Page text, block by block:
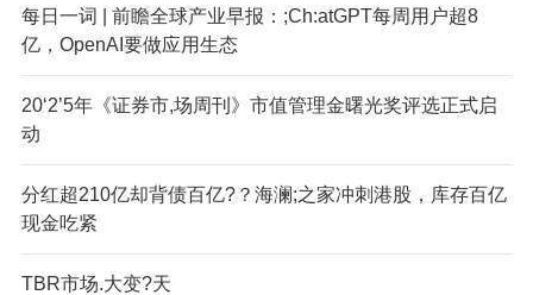
每日一词 | 前瞻全球产业早报：;Ch:atGPT每周用户超8
亿，OpenAI要做应用生态
20‘2’5年《证券市,场周刊》市值管理金曙光奖评选正式启
动
分红超210亿却背债百亿?？海澜;之家冲刺港股，库存百亿
现金吃紧
TBR市场.大变?天